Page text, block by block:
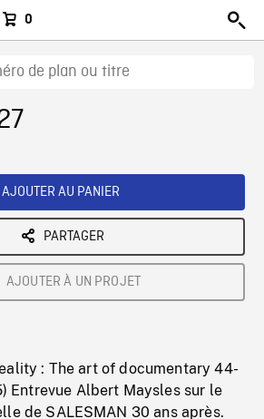
0
AJOUTER AU PANIER
PARTAGER
AJOUTER À UN PROJET
: The art of documentary 44-
Entrevue Albert Maysles sur le
de SALESMAN 30 ans après.